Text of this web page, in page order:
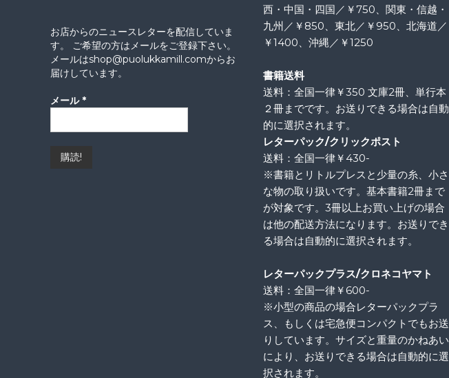
お店からのニュースレターを配信していま
す。 ご希望の方はメールをご登録下さい。
メールはshop@puolukkamill.comからお
届けしています。
メール *
西・中国・四国／￥750、関東・信越・
九州／￥850、東北／￥950、北海道／
￥1400、沖縄／￥1250
書籍送料
送料：全国一律￥350 文庫2冊、単行本
２冊までです。お送りできる場合は自動
的に選択されます。
レターパック/クリックポスト
送料：全国一律￥430-
※書籍とリトルプレスと少量の糸、小さ
な物の取り扱いです。基本書籍2冊まで
が対象です。3冊以上お買い上げの場合
は他の配送方法になります。お送りでき
る場合は自動的に選択されます。
レターパックプラス/クロネコヤマト
送料：全国一律￥600-
※小型の商品の場合レターパックプラ
ス、もしくは宅急便コンパクトでもお送
りしています。サイズと重量のかねあい
により、お送りできる場合は自動的に選
択されます。